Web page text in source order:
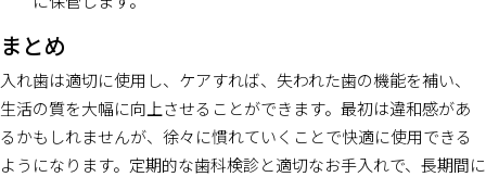
まとめ
入れ歯は適切に使用し、ケアすれば、失われた歯の機能を補い、
生活の質を大幅に向上させることができます。最初は違和感があ
るかもしれませんが、徐々に慣れていくことで快適に使用できる
ようになります。定期的な歯科検診と適切なお手入れで、長期間に